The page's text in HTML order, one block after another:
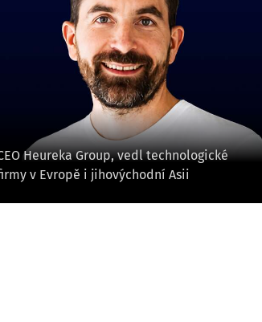
Heureka Group, vedl technologické
v Evropě i jihovýchodní Asii